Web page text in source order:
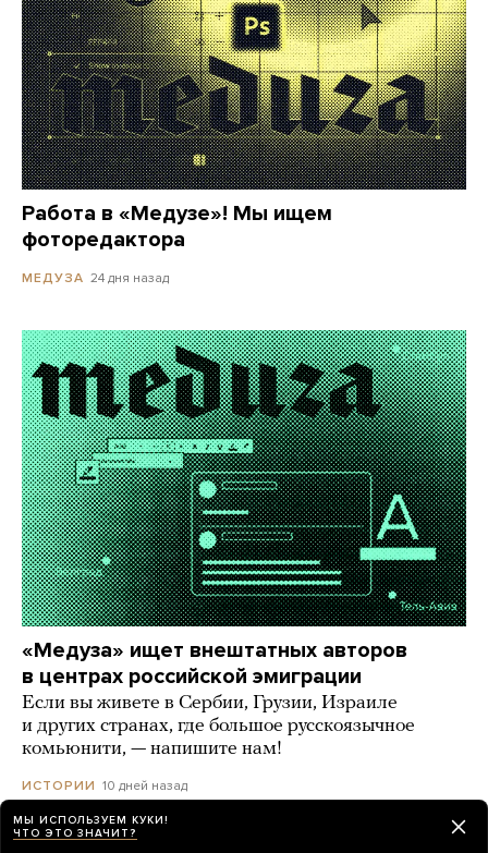
Работа в «Медузе»! Мы ищем
фоторедактора
МЕДУЗА 24 дня назад
«Медуза» ищет внештатных авторов
в центрах российской эмиграции
Если вы живете в Сербии, Грузии, Израиле
и других странах, где большое русскоязычное
комьюнити, — напишите нам!
ИСТОРИИ 10 дней назад
МЫ ИСПОЛЬЗУЕМ КУКИ!
ЧТО ЭТО ЗНАЧИТ?